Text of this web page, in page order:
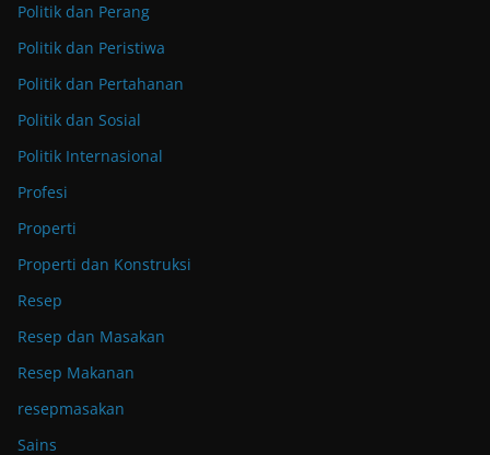
Politik dan Perang
Politik dan Peristiwa
Politik dan Pertahanan
Politik dan Sosial
Politik Internasional
Profesi
Properti
Properti dan Konstruksi
Resep
Resep dan Masakan
Resep Makanan
resepmasakan
Sains